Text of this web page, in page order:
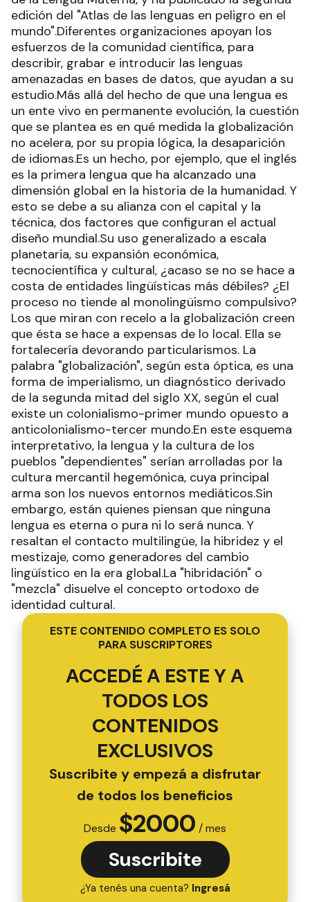
edición del "Atlas de las lenguas en peligro en el
mundo".Diferentes organizaciones apoyan los
esfuerzos de la comunidad científica, para
describir, grabar e introducir las lenguas
amenazadas en bases de datos, que ayudan a su
estudio.Más allá del hecho de que una lengua es
un ente vivo en permanente evolución, la cuestión
que se plantea es en qué medida la globalización
no acelera, por su propia lógica, la desaparición
de idiomas.Es un hecho, por ejemplo, que el inglés
es la primera lengua que ha alcanzado una
dimensión global en la historia de la humanidad. Y
esto se debe a su alianza con el capital y la
técnica, dos factores que configuran el actual
diseño mundial.Su uso generalizado a escala
planetaria, su expansión económica,
tecnocientífica y cultural, ¿acaso se no se hace a
costa de entidades lingüísticas más débiles? ¿El
proceso no tiende al monolingüismo compulsivo?
Los que miran con recelo a la globalización creen
que ésta se hace a expensas de lo local. Ella se
fortalecería devorando particularismos. La
palabra "globalización", según esta óptica, es una
forma de imperialismo, un diagnóstico derivado
de la segunda mitad del siglo XX, según el cual
existe un colonialismo-primer mundo opuesto a
anticolonialismo-tercer mundo.En este esquema
interpretativo, la lengua y la cultura de los
pueblos "dependientes" serían arrolladas por la
cultura mercantil hegemónica, cuya principal
arma son los nuevos entornos mediáticos.Sin
embargo, están quienes piensan que ninguna
lengua es eterna o pura ni lo será nunca. Y
resaltan el contacto multilingüe, la hibridez y el
mestizaje, como generadores del cambio
lingüístico en la era global.La "hibridación" o
"mezcla" disuelve el concepto ortodoxo de
identidad cultural.
ESTE CONTENIDO COMPLETO ES SOLO
PARA SUSCRIPTORES
ACCEDÉ A ESTE Y A
TODOS LOS
CONTENIDOS
EXCLUSIVOS
Suscribite y empezá a disfrutar
de todos los beneficios
Desde $2000 / mes
Suscribite
¿Ya tenés una cuenta? Ingresá